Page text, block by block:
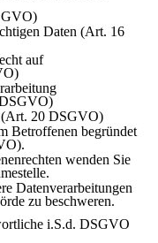
Daten (Art. 16
auf
(Art. 20 DSGVO)
Betroffenen begründet
wenden Sie
Datenverarbeitungen
zu beschweren.
i.S.d. DSGVO